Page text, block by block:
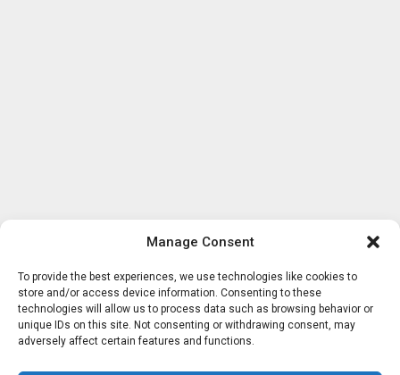
Manage Consent
To provide the best experiences, we use technologies like cookies to
store and/or access device information. Consenting to these
technologies will allow us to process data such as browsing behavior or
unique IDs on this site. Not consenting or withdrawing consent, may
adversely affect certain features and functions.